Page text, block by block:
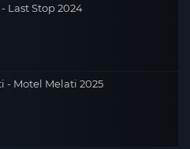
Last Stop 2024
- Motel Melati 2025